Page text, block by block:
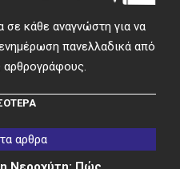
σε κάθε αναγνώστη για να
πανελλαδικά από
αρθρογράφους.
αρθρα